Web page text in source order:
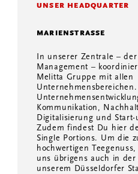
UNSER HEADQUARTER
MARIENSTRASSE
In unserer Zentrale –
Management –
Melitta Gruppe mit allen
Kommunikation,
Digitalisierung und
Zudem findest Du hier
Single Portions. Um die
hochwertigen
uns übrigens auch in
unserem Düsseldorfer